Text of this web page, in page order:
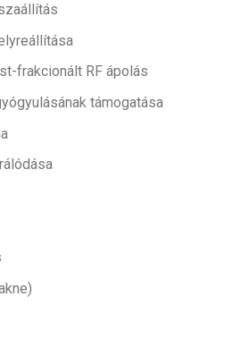
frakcionált RF ápolás
támogatása